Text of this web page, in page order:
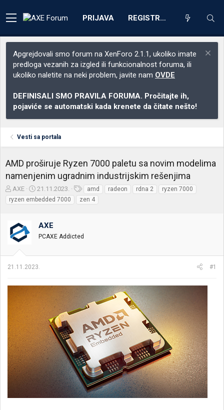
PRIJAVA REGISTRACIJA
Apgrejdovali smo forum na XenForo 2.1.1, ukoliko imate
predloga vezanih za izgled ili funkcionalnost foruma, ili
ukoliko naletite na neki problem, javite nam OVDE
DEFINISALI SMO PRAVILA FORUMA. Pročitajte ih,
pojaviće se automatski kada krenete da čitate nešto!
Vesti sa portala
AMD proširuje Ryzen 7000 paletu sa novim modelima
namenjenim ugradnim industrijskim rešenjima
Z
a
č
t
n
e
e
AXE
D
a
t
m
p
e
a
21.11.2023.
z
n
e
amd radeon rdna 2
ryzen 7000
ryzen embedded 7000
zen 4
AXE
PCAXE Addicted
21.11.2023. #1